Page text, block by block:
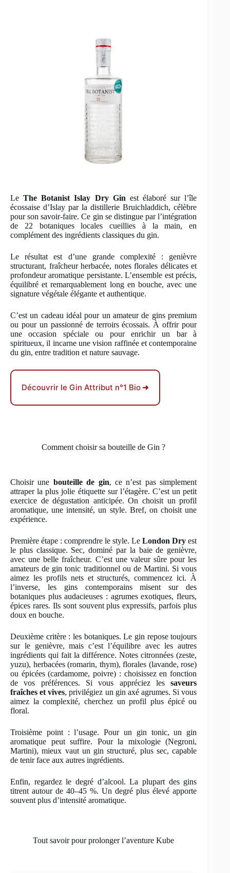
LeThe Botanist Islay Dry Gin est élaboré sur l’île
écossaise d’Islay par la distillerie Bruichladdich, célèbre
pour son savoir-faire. Ce gin se distingue par l’intégration
de 22 botaniques locales cueillies à la main, en
complément des ingrédients classiques du gin.
Le résultat est d’une grande complexité : genièvre
structurant, fraîcheur herbacée, notes florales délicates et
profondeur aromatique persistante. L’ensemble est précis,
équilibré et remarquablement long en bouche, avec une
signature végétale élégante et authentique.
C’est un cadeau idéal pour un amateur de gins premium
ou pour un passionné de terroirs écossais. À offrir pour
une occasion spéciale ou pour enrichir un bar à
spiritueux, il incarne une vision raffinée et contemporaine
du gin, entre tradition et nature sauvage.
Découvrir le Gin Attribut n°1 Bio ➜
Comment choisir sa bouteille de Gin ?
Choisir une bouteille de gin, ce n’est pas simplement
attraper la plus jolie étiquette sur l’étagère. C’est un petit
exercice de dégustation anticipée. On choisit un profil
aromatique, une intensité, un style. Bref, on choisit une
expérience.
Première étape : comprendre le style. LeLondon Dry est
le plus classique. Sec, dominé par la baie de genièvre,
avec une belle fraîcheur. C’est une valeur sûre pour les
amateurs de gin tonic traditionnel ou de Martini. Si vous
aimez les profils nets et structurés, commencez ici. À
l’inverse, les gins contemporains misent sur des
botaniques plus audacieuses : agrumes exotiques, fleurs,
épices rares. Ils sont souvent plus expressifs, parfois plus
doux en bouche.
Deuxième critère : les botaniques. Le gin repose toujours
sur le genièvre, mais c’est l’équilibre avec les autres
ingrédients qui fait la différence. Notes citronnées (zeste,
yuzu), herbacées (romarin, thym), florales (lavande, rose)
ou épicées (cardamome, poivre) : choisissez en fonction
de vos préférences. Si vous appréciez lessaveurs
fraîches et vives, privilégiez un gin axé agrumes. Si vous
aimez la complexité, cherchez un profil plus épicé ou
floral.
Troisième point : l’usage. Pour un gin tonic, un gin
aromatique peut suffire. Pour la mixologie (Negroni,
Martini), mieux vaut un gin structuré, plus sec, capable
de tenir face aux autres ingrédients.
Enfin, regardez le degré d’alcool. La plupart des gins
titrent autour de 40–45 %. Un degré plus élevé apporte
souvent plus d’intensité aromatique.
Tout savoir pour prolonger l’aventure Kube